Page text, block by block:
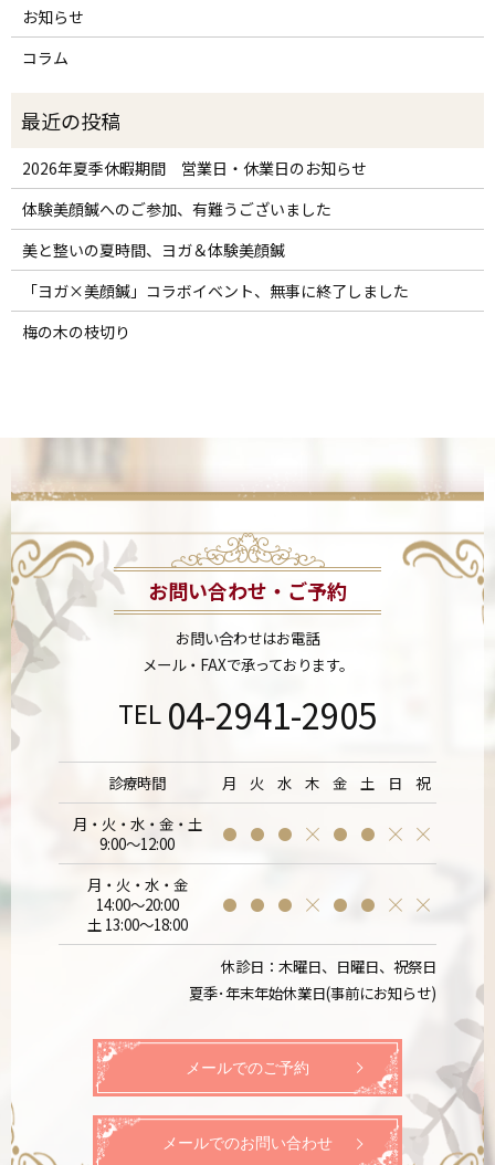
お知らせ
コラム
2026年夏季休暇期間 営業日・休業日のお知らせ
体験美顔鍼へのご参加、有難うございました
美と整いの夏時間、ヨガ＆体験美顔鍼
「ヨガ×美顔鍼」コラボイベント、無事に終了しました
梅の木の枝切り
お問い合わせ・ご予約
お問い合わせはお電話
メール・FAXで承っております。
TEL 04-2941-2905
診療時間 月 火 水 木 金 土 日
祝
月・火・水・金・土
9:00～12:00
月・火・水・金
14:00～20:00
土 13:00～18:00
休診日：木曜日、日曜日、祝祭日
夏季･年末年始休業日(事前にお知らせ)
メールでのご予約
メールでのお問い合わせ